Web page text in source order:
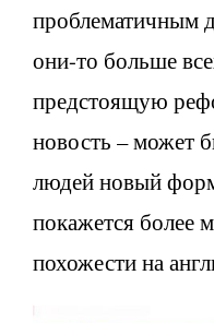
проблематичным
они-то больше
предстоящую
новость – может
людей новый
покажется более
похожести на